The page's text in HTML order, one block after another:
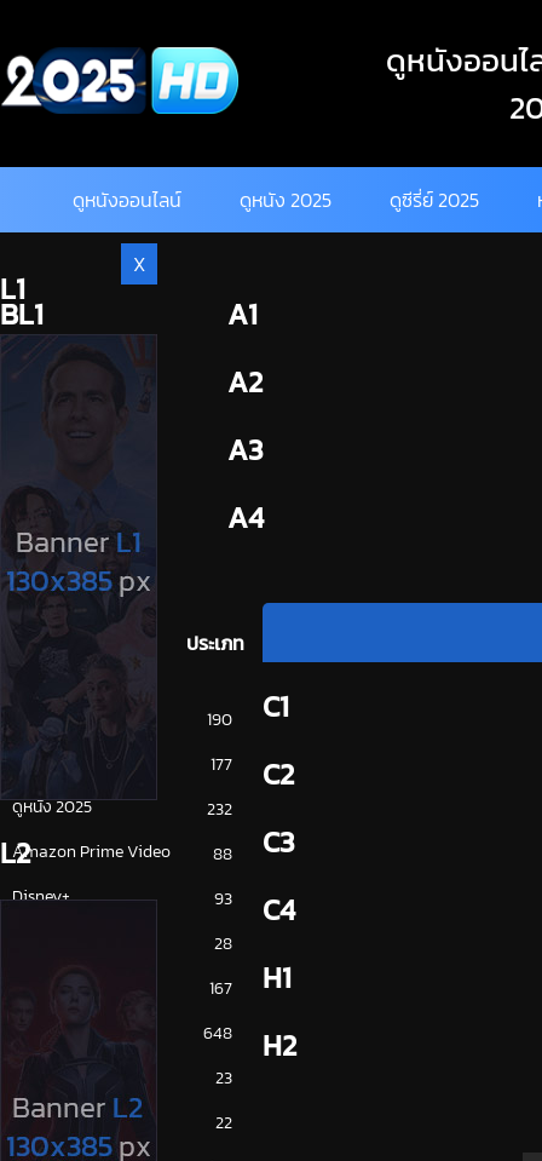
content
ดูหนังออนไ
ดูหนังออนไลน์ ดูหนัง 2025 ดูซีรี่ย์ 2025
BL1
A1
A2
A3
A4
ประเภท
การ์ตูน
190
ดูซีรี่ย์ 2025
177
ดูหนัง 2025
232
Amazon Prime Video
88
Disney+
93
28
167
NETFLIX
648
23
ซีรีย์ญี่ปุ่น
22
C1
C2
C3
C4
H1
H2
X
L1
L2